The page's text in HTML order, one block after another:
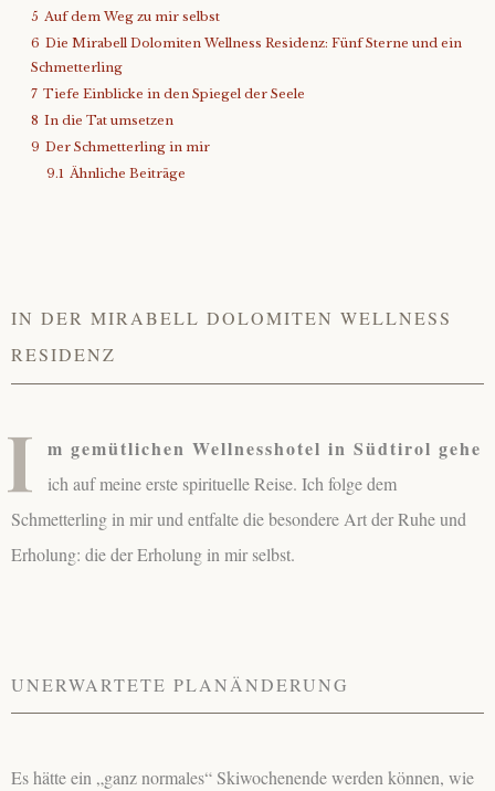
5 Auf dem Weg zu mir selbst
6 Die Mirabell Dolomiten Wellness Residenz: Fünf Sterne und ein
Schmetterling
7 Tiefe Einblicke in den Spiegel der Seele
8 In die Tat umsetzen
9 Der Schmetterling in mir
9.1 Ähnliche Beiträge
IN DER MIRABELL DOLOMITEN WELLNESS
RESIDENZ
I m gemütlichen Wellnesshotel in Südtirol gehe
ich auf meine erste spirituelle Reise. Ich folge dem
Schmetterling in mir und entfalte die besondere Art der Ruhe und
Erholung: die der Erholung in mir selbst.
UNERWARTETE PLANÄNDERUNG
Es hätte ein „ganz normales“ Skiwochenende werden können, wie